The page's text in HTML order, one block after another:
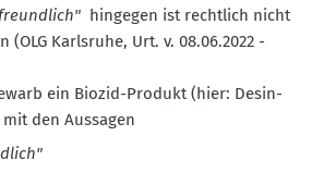
hingegen ist rechtlich nicht
(OLG Karlsruhe, Urt. v. 08.06.2022 -
ein Biozid-Produkt (hier: Desin­
den Aussagen